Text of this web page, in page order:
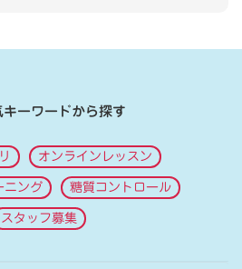
キーワードから探す
オンラインレッスン
ニング 糖質コントロール
スタッフ募集